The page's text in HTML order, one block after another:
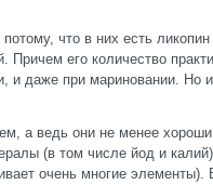
что в них есть
Причем его количество
и даже при мариновании. Но
а ведь они не менее
(в том числе йод и
очень многие элементы).